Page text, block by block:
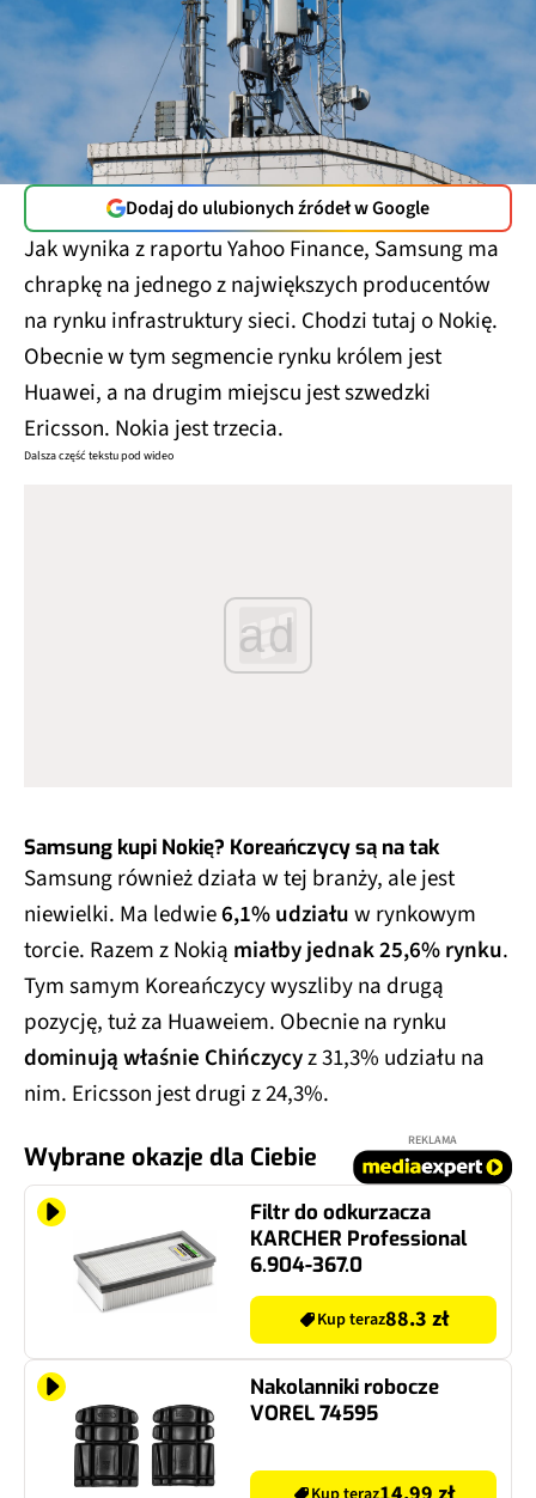
Dodaj do ulubionych źródeł w Google
Jak wynika z raportu Yahoo Finance, Samsung ma
chrapkę na jednego z największych producentów
na rynku infrastruktury sieci. Chodzi tutaj o Nokię.
Obecnie w tym segmencie rynku królem jest
Huawei, a na drugim miejscu jest szwedzki
Ericsson. Nokia jest trzecia.
Dalsza część tekstu pod wideo
ad
Samsung kupi Nokię? Koreańczycy są na tak
Samsung również działa w tej branży, ale jest
niewielki. Ma ledwie6,1% udziałuw rynkowym
torcie. Razem z Nokią miałby jednak 25,6% rynku.
Tym samym Koreańczycy wyszliby na drugą
pozycję, tuż za Huaweiem. Obecnie na rynku
dominują właśnie Chińczycyz 31,3% udziału na
nim. Ericsson jest drugi z 24,3%.
Wybrane okazje dla Ciebie
REKLAMA
Filtr do odkurzacza
KARCHER Professional
6.904-367.0
Kup teraz88.3 zł
Nakolanniki robocze
VOREL 74595